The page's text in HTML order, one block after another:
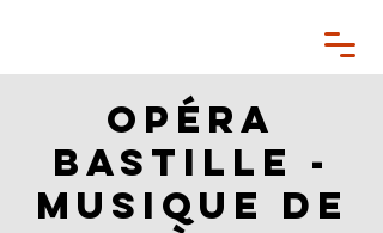
Opéra
Bastille -
Musique de